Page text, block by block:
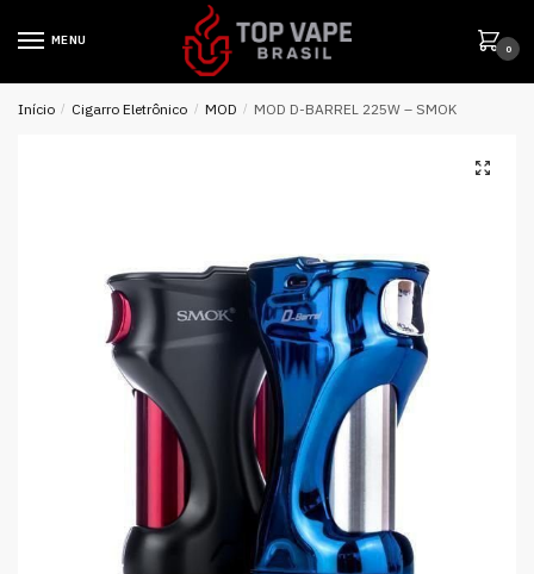
MENU
0
Início / Cigarro Eletrônico / MOD / MOD D-BARREL 225W – SMOK